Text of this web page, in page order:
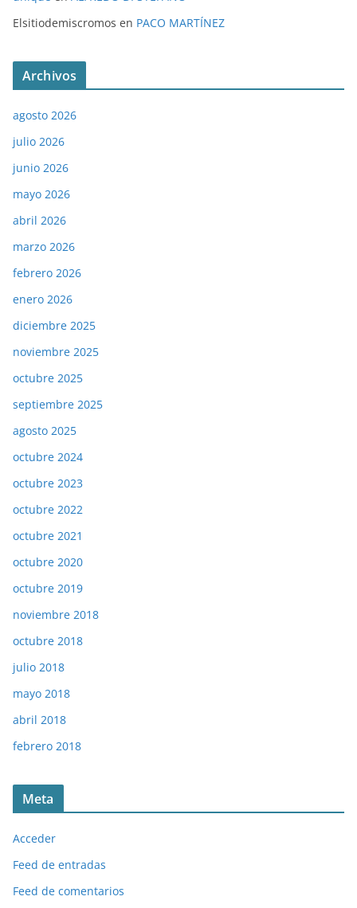
Elsitiodemiscromos en PACO MARTÍNEZ
Archivos
agosto 2026
julio 2026
junio 2026
mayo 2026
abril 2026
marzo 2026
febrero 2026
enero 2026
diciembre 2025
noviembre 2025
octubre 2025
septiembre 2025
agosto 2025
octubre 2024
octubre 2023
octubre 2022
octubre 2021
octubre 2020
octubre 2019
noviembre 2018
octubre 2018
julio 2018
mayo 2018
abril 2018
febrero 2018
Meta
Acceder
Feed de entradas
Feed de comentarios